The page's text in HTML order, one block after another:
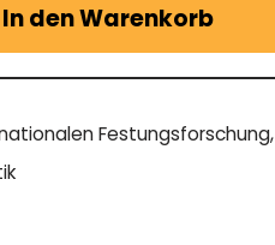
In den Warenkorb
Festungsforschung,